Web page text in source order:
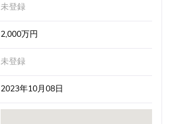
未登録
2,000万円
未登録
2023年10月08日